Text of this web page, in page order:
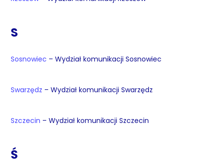
S
Sosnowiec – Wydział komunikacji Sosnowiec
Swarzędz – Wydział komunikacji Swarzędz
Szczecin – Wydział komunikacji Szczecin
Ś